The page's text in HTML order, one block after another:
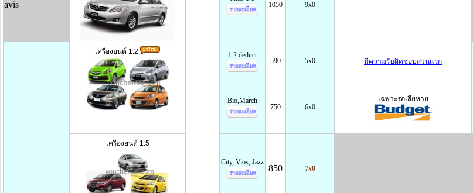
avis 1050 9x0
เครื่องยนต์ 1.2 1.2 deduct
590 5x0 มีความรับผิดชอบส่วนแรก
Bio,March
750 6x0
เฉพาะรถเสียหาย
เครื่องยนต์ 1.5
City, Vios, Jazz
850 7x0